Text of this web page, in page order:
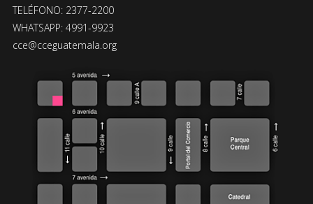
TELÉFONO: 2377-2200
WHATSAPP: 4991-9923
cce@cceguatemala.org